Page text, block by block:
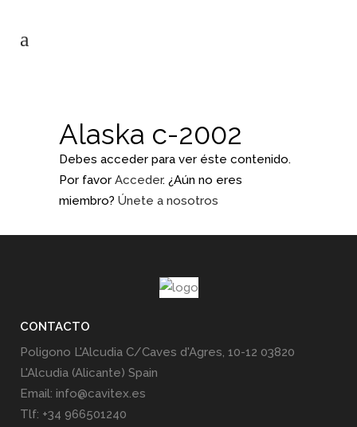
Alaska c-2002
Debes acceder para ver éste contenido.
Por favor Acceder. ¿Aún no eres
miembro? Únete a nosotros
CONTACTO
Poligono L'Alcudia C/Caves d'Agres, 10-12 03820
L'Alcudia (Alicante) Spain
Email: info@cavitex.es
Tlf: +34 966501240